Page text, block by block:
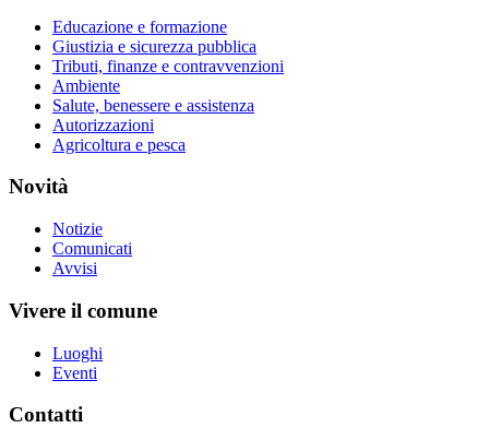
Educazione e formazione
Giustizia e sicurezza pubblica
Tributi, finanze e contravvenzioni
Ambiente
Salute, benessere e assistenza
Autorizzazioni
Agricoltura e pesca
Novità
Notizie
Comunicati
Avvisi
Vivere il comune
Luoghi
Eventi
Contatti